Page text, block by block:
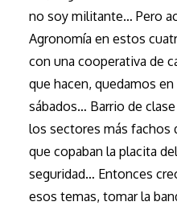
no soy militante… Pero
Agronomía en estos
con una cooperativa de
que hacen, quedamos
sábados… Barrio de
los sectores más fachos
que copaban la placita
seguridad… Entonces
esos temas, tomar la